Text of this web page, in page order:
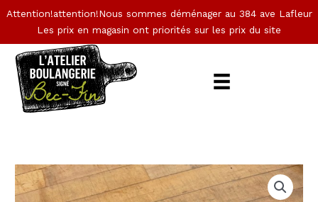
Attention!attention!Nous sommes déménager au 384 ave Lafleur
Les prix en magasin ont priorités sur les prix du site